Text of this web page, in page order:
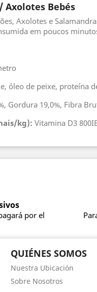
Bebés
Axolotes e
em poucos
óleo de peixe, proteína
Gordura 19,0%, Fibra
kg): Vitamina D3
por el
QUIÉNES SOMOS
Nuestra Ubicación
Sobre Nosotros